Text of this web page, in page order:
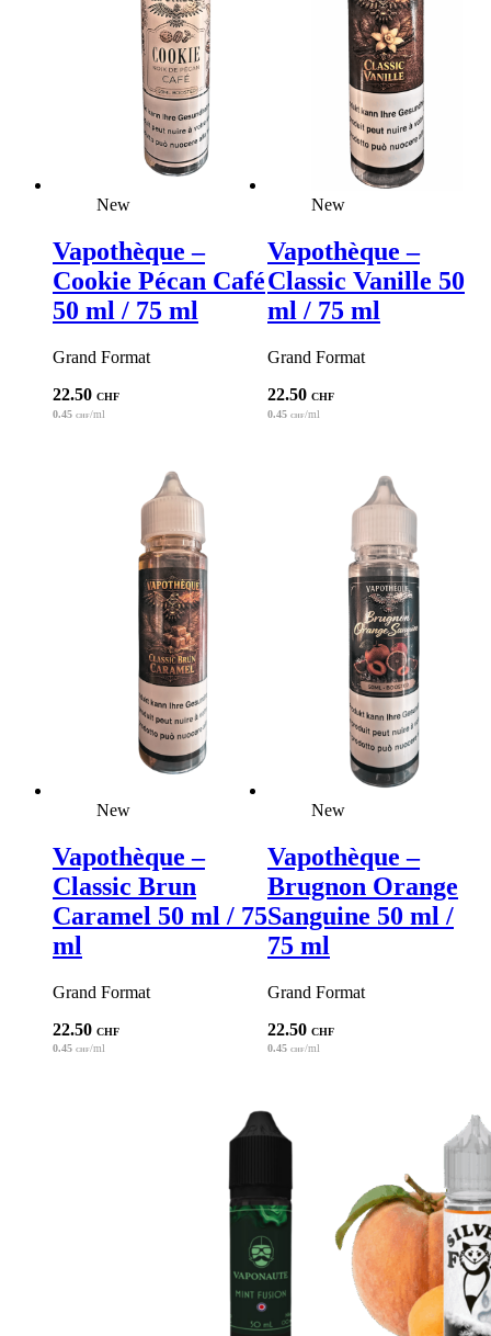
New
Vapothèque –
Cookie Pécan Café
50 ml / 75 ml
Grand Format
22.50 CHF
0.45 CHF/ml
New
Vapothèque –
Classic Vanille 50
ml / 75 ml
Grand Format
22.50 CHF
0.45 CHF/ml
New
Vapothèque –
Classic Brun
Caramel 50 ml / 75
ml
Grand Format
22.50 CHF
0.45 CHF/ml
New
Vapothèque –
Brugnon Orange
Sanguine 50 ml /
75 ml
Grand Format
22.50 CHF
0.45 CHF/ml